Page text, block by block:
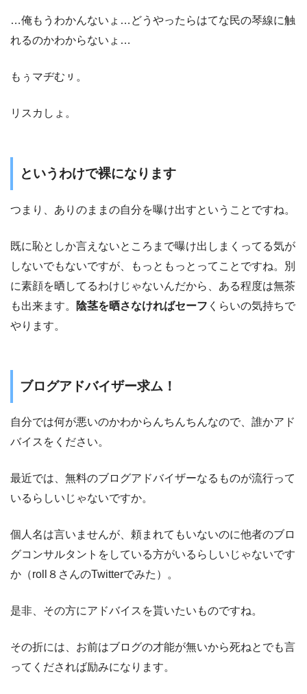
…俺もうわかんないょ…どうやったらはてな民の琴線に触
れるのかわからないょ…
もぅマヂむㇼ。
リスカしょ。
というわけで裸になります
つまり、ありのままの自分を曝け出すということですね。
既に恥としか言えないところまで曝け出しまくってる気が
しないでもないですが、もっともっとってことですね。別
に素顔を晒してるわけじゃないんだから、ある程度は無茶
も出来ます。
陰茎を晒さなければセーフ くらいの気持ちで
やります。
ブログアドバイザー求ム！
自分では何が悪いのかわからんちんちんなので、誰かアド
バイスをください。
最近では、無料のブログアドバイザーなるものが流行って
いるらしいじゃないですか。
個人名は言いませんが、頼まれてもいないのに他者のブロ
グコンサルタントをしている方がいるらしいじゃないです
か（roll８さんのTwitterでみた）。
是非、その方にアドバイスを貰いたいものですね。
その折には、お前はブログの才能が無いから死ねとでも言
ってくだされば励みになります。